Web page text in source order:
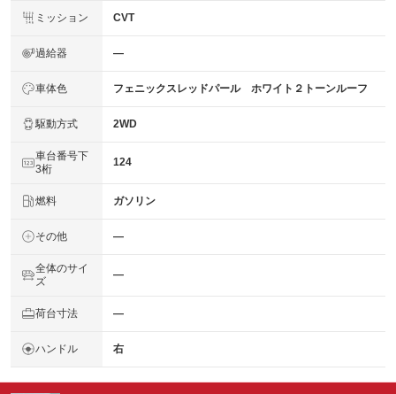
ミッション CVT
過給器 ―
車体色 フェニックスレッドパール ホワイト２トーンルーフ
駆動方式 2WD
車台番号下
3桁
124
燃料 ガソリン
その他 ―
全体のサイ
ズ
―
荷台寸法 ―
ハンドル 右